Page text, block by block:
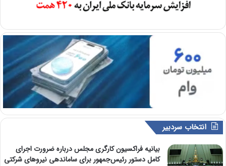
انتخاب سردبیر
بیانیه فراکسیون کارگری مجلس درباره ضرورت اجرای
کامل دستور رئیس‌جمهور برای ساماندهی نیروهای شرکتی